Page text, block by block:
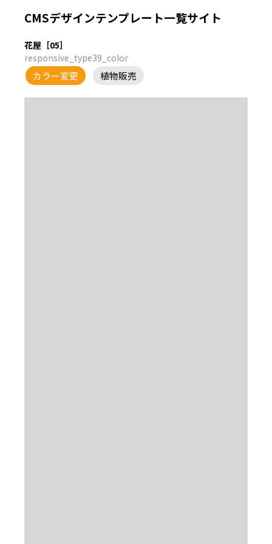
CMSデザインテンプレート一覧サイト
花屋［05］
responsive_type39_color
植物販売
カラー変更